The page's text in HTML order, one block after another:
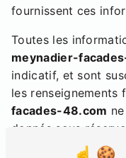
fournissent ces
Toutes les
meynadier-
indicatif, et sont
les renseignements
facades-48.com
donnés sous
apportées depuis